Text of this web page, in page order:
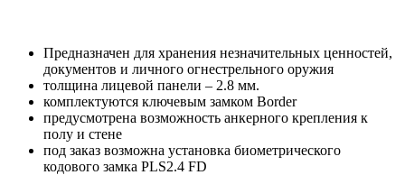
Предназначен для хранения незначительных ценностей,
документов и личного огнестрельного оружия
толщина лицевой панели – 2.8 мм.
комплектуются ключевым замком Border
предусмотрена возможность анкерного крепления к
полу и стене
под заказ возможна установка биометрического
кодового замка PLS2.4 FD